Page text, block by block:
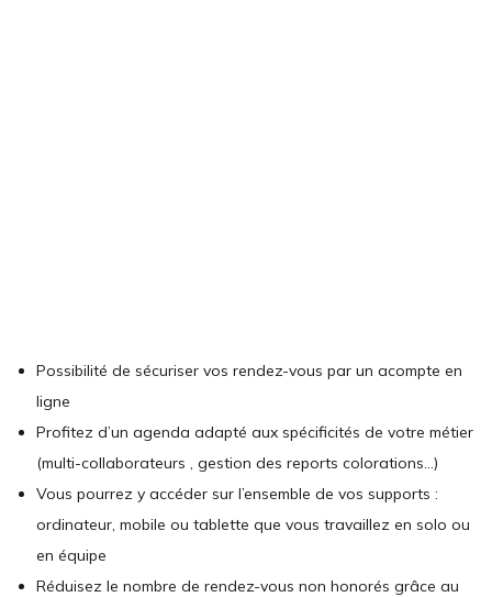
Possibilité de sécuriser vos rendez-vous par un acompte en
ligne
Profitez d’un agenda adapté aux spécificités de votre métier
(multi-collaborateurs , gestion des reports colorations…)
Vous pourrez y accéder sur l’ensemble de vos supports :
ordinateur, mobile ou tablette que vous travaillez en solo ou
en équipe
Réduisez le nombre de rendez-vous non honorés grâce au